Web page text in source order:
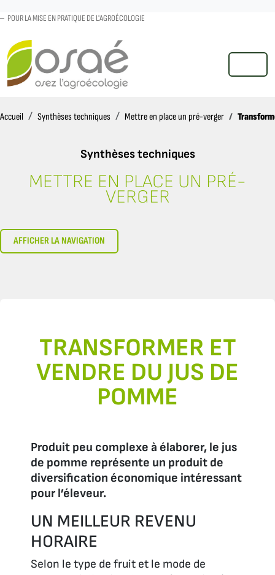
POUR LA MISE EN PRATIQUE DE L'AGROÉCOLOGIE
MENU
Accueil AccueilSynthèses techniques Mettre en place un pré-verger
Synthèses techniques
TRANSFORMER ET VENDRE DU
METTRE EN PLACE UN PRÉ-
VERGER
AFFICHER LA NAVIGATION
TRANSFORMER ET
VENDRE DU JUS DE
POMME
Produit peu complexe à élaborer, le jus
de pomme représente un produit de
diversification économique intéressant
pour l’éleveur.
UN MEILLEUR REVENU
HORAIRE
Selon le type de fruit et le mode de